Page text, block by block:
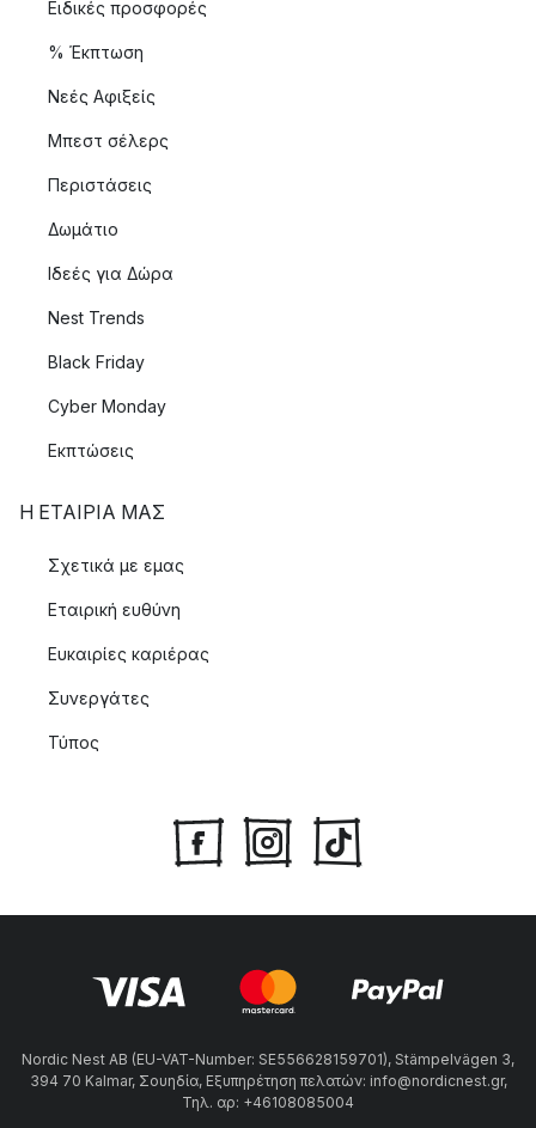
Ειδικές προσφορές
% Έκπτωση
Νεές Αφιξείς
Μπεστ σέλερς
Περιστάσεις
Δωμάτιο
Ιδεές για Δώρα
Nest Trends
Black Friday
Cyber Monday
Εκπτώσεις
Η ΕΤΑΊΡΙΑ ΜΑΣ
Σχετικά με εμας
Εταιρική ευθύνη
Ευκαιρίες καριέρας
Συνεργάτες
Τύπος
Nordic Nest AB (EU-VAT-Number: SE556628159701), Stämpelvägen 3,
394 70 Kalmar, Σουηδία, Εξυπηρέτηση πελατών: info@nordicnest.gr,
Τηλ. αρ: +46108085004